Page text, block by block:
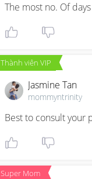
The most no. Of
Thành viên VIP
Jasmine Tan
mommyntrinity
Best to consult your
Super Mom